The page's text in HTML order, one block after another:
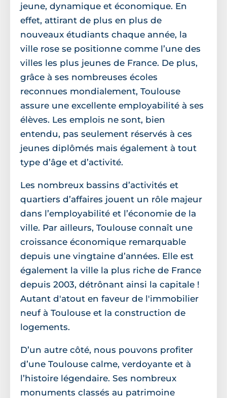
jeune, dynamique et économique. En
effet, attirant de plus en plus de
nouveaux étudiants chaque année, la
ville rose se positionne comme l’une des
villes les plus jeunes de France. De plus,
grâce à ses nombreuses écoles
reconnues mondialement, Toulouse
assure une excellente employabilité à ses
élèves. Les emplois ne sont, bien
entendu, pas seulement réservés à ces
jeunes diplômés mais également à tout
type d’âge et d’activité.
Les nombreux bassins d’activités et
quartiers d’affaires jouent un rôle majeur
dans l’employabilité et l’économie de la
ville. Par ailleurs, Toulouse connaît une
croissance économique remarquable
depuis une vingtaine d’années. Elle est
également la ville la plus riche de France
depuis 2003, détrônant ainsi la capitale !
Autant d'atout en faveur de l'immobilier
neuf à Toulouse et la construction de
logements.
D’un autre côté, nous pouvons profiter
d’une Toulouse calme, verdoyante et à
l’histoire légendaire. Ses nombreux
monuments classés au patrimoine